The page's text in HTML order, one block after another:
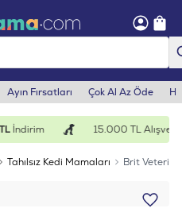
Ayın Fırsatları Çok Al Az Öde
İndirim 15.000 TL
Tahılsız Kedi Mamaları Brit